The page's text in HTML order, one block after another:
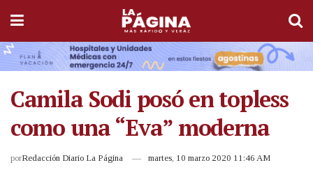
Camila Sodi posó en topless
como una “Eva” moderna
porRedacción Diario La Página martes, 10 marzo 2020 11:46 AM